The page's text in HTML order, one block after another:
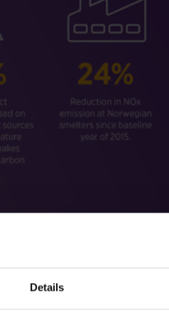
Details
展的能力。埃肯正在积极利用